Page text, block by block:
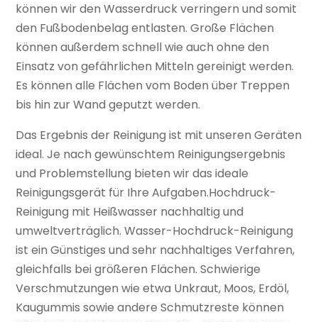
können wir den Wasserdruck verringern und somit
den Fußbodenbelag entlasten. Große Flächen
können außerdem schnell wie auch ohne den
Einsatz von gefährlichen Mitteln gereinigt werden.
Es können alle Flächen vom Boden über Treppen
bis hin zur Wand geputzt werden.
Das Ergebnis der Reinigung ist mit unseren Geräten
ideal. Je nach gewünschtem Reinigungsergebnis
und Problemstellung bieten wir das ideale
Reinigungsgerät für Ihre Aufgaben.Hochdruck-
Reinigung mit Heißwasser nachhaltig und
umweltverträglich. Wasser-Hochdruck-Reinigung
ist ein Günstiges und sehr nachhaltiges Verfahren,
gleichfalls bei größeren Flächen. Schwierige
Verschmutzungen wie etwa Unkraut, Moos, Erdöl,
Kaugummis sowie andere Schmutzreste können